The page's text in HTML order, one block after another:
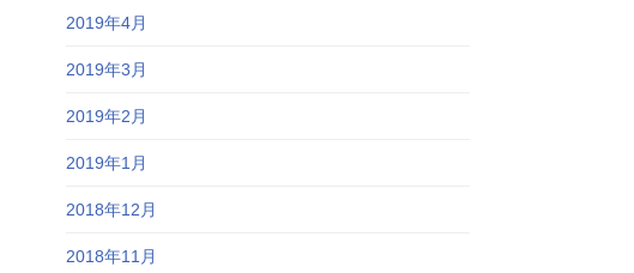
2019年4月
2019年3月
2019年2月
2019年1月
2018年12月
2018年11月